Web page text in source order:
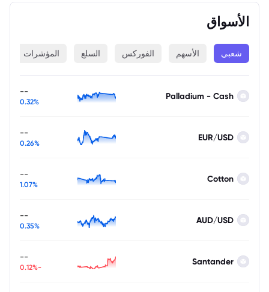
الأسواق
شعبي الأسهم الفوركس السلع المؤشرات
Palladium - Cash
--
0.32%
EUR/USD
--
0.26%
Cotton
--
1.07%
AUD/USD
--
0.35%
Santander
--
-0.12%